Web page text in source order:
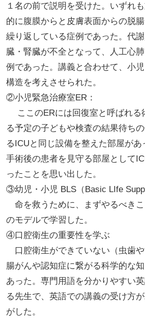
１名の前で説明を受けた。いずれ
的に腹膜からと皮膚表面からの脱
繰り返している症例であった。代
臓・腎臓が不全となって、人工心
例であった。講義と合わせて、小
構造を考えさせられた。
②小児緊急治療室ER：
ここのERには回復室と呼ばれる
る予定の子どもや検査の結果待ち
るICUと同じ設備を整えた部屋が
手術後の患者を見守る部屋として
ったことを思い出した。
③幼児・小児 BLS（Basic LIfe
命を救うために、まずやるべき
のモデルで学習した。
④口腔衛生の重要性を学ぶ
口腔衛生ができていない（虫歯
腸がんや認知症に繋がる科学的な
あった。専門用語を分かりやすい
る先生で、英語での講義の受け方
がした。